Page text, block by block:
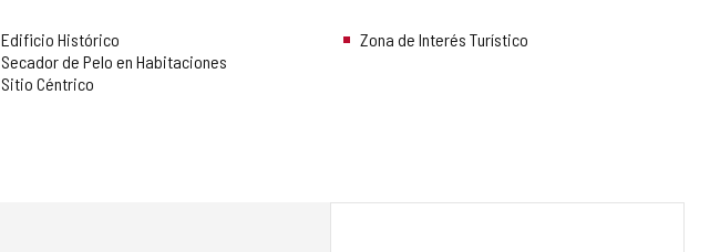
Edificio Histórico
Secador de Pelo en Habitaciones
Sitio Céntrico
Zona de Interés Turístico